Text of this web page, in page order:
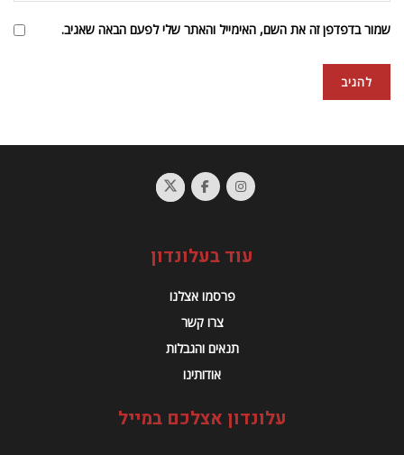
שמור בדפדפן זה את השם, האימייל והאתר שלי לפעם הבאה שאגיב.
עוד בעלונדון
פרסמו אצלנו
צרו קשר
תנאים והגבלות
אודותינו
עלונדון אצלכם במייל